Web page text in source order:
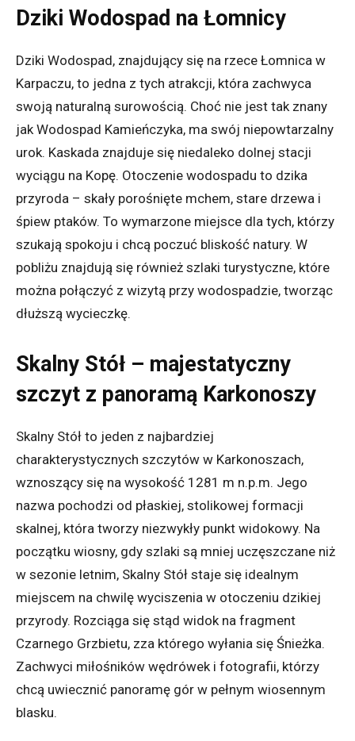
Dziki Wodospad na Łomnicy
Dziki Wodospad, znajdujący się na rzece Łomnica w
Karpaczu, to jedna z tych atrakcji, która zachwyca
swoją naturalną surowością. Choć nie jest tak znany
jak Wodospad Kamieńczyka, ma swój niepowtarzalny
urok. Kaskada znajduje się niedaleko dolnej stacji
wyciągu na Kopę. Otoczenie wodospadu to dzika
przyroda – skały porośnięte mchem, stare drzewa i
śpiew ptaków. To wymarzone miejsce dla tych, którzy
szukają spokoju i chcą poczuć bliskość natury. W
pobliżu znajdują się również szlaki turystyczne, które
można połączyć z wizytą przy wodospadzie, tworząc
dłuższą wycieczkę.
Skalny Stół – majestatyczny
szczyt z panoramą Karkonoszy
Skalny Stół to jeden z najbardziej
charakterystycznych szczytów w Karkonoszach,
wznoszący się na wysokość 1281 m n.p.m. Jego
nazwa pochodzi od płaskiej, stolikowej formacji
skalnej, która tworzy niezwykły punkt widokowy. Na
początku wiosny, gdy szlaki są mniej uczęszczane niż
w sezonie letnim, Skalny Stół staje się idealnym
miejscem na chwilę wyciszenia w otoczeniu dzikiej
przyrody. Rozciąga się stąd widok na fragment
Czarnego Grzbietu, zza którego wyłania się Śnieżka.
Zachwyci miłośników wędrówek i fotografii, którzy
chcą uwiecznić panoramę gór w pełnym wiosennym
blasku.